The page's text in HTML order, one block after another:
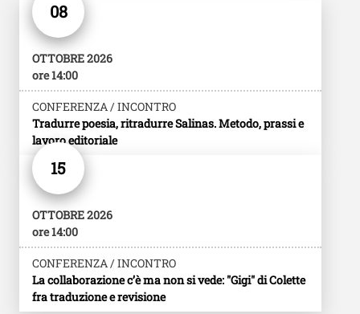
08
OTTOBRE 2026
ore 14:00
CONFERENZA / INCONTRO
Tradurre poesia, ritradurre Salinas. Metodo, prassi e
lavoro editoriale
15
OTTOBRE 2026
ore 14:00
CONFERENZA / INCONTRO
La collaborazione c’è ma non si vede: "Gigi" di Colette
fra traduzione e revisione